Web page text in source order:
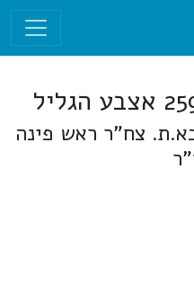
בא.ת. צח"ר ראש פינה